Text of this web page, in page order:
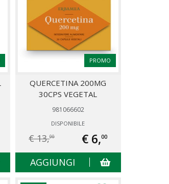
PROMO
QUERCETINA 200MG
30CPS VEGETAL
981066602
DISPONIBILE
€ 13,00 € 6,00
AGGIUNGI